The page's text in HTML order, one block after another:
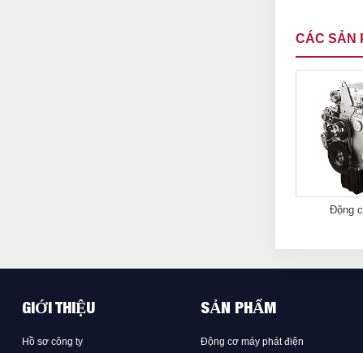
CÁC SẢN
Động
GIỚI THIỆU
Hồ sơ công ty
SẢN PHẨM
Động cơ máy phát điện